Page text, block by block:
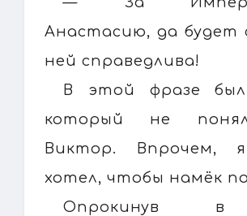
Анастасию, да будет
ней справедлива!
В этой фразе был
который не
Виктор. Впрочем,
хотел, чтобы намёк
Опрокинув в